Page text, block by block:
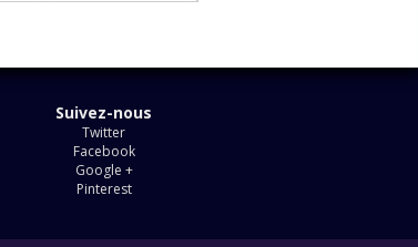
Suivez-nous
Twitter
Facebook
Google +
Pinterest